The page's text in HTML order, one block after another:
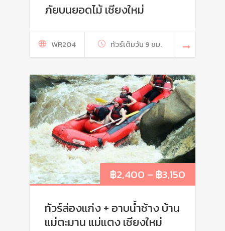
ภัยบนยอดไม้ เชียงใหม่
WR204 ทัวร์เต็มวัน 9 ชม.
฿2,400 – ฿3,150
ทัวร์ล่องแก่ง + อาบน้ำช้าง บ้าน
แม่ตะมาน แม่แตง เชียงใหม่